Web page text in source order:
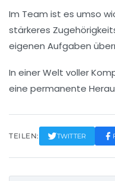
Im Team ist es umso
stärkeres
eigenen Aufgaben
In einer Welt voller
eine permanente
TEILEN: TWITTER